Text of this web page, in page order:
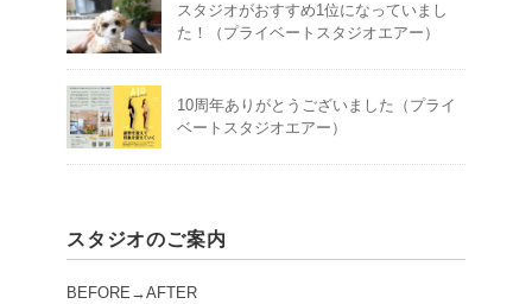
スタジオがおすすめ1位になっていまし
た！（プライベートスタジオエアー）
10周年ありがとうございました（プライ
ベートスタジオエアー）
スタジオのご案内
BEFORE→AFTER